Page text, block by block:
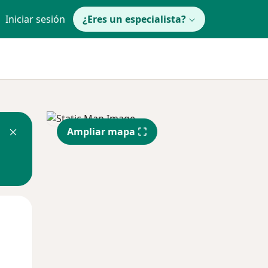
Iniciar sesión ¿Eres un especialista?
Ampliar mapa